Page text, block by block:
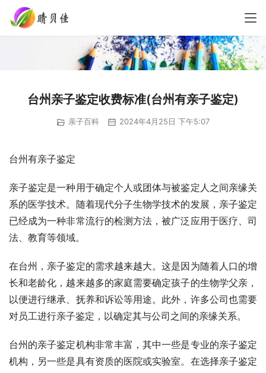
台州亲子鉴定收费标准(台州有亲子鉴定)
亲子百科 2024年4月25日 下午5:07
台州有亲子鉴定
亲子鉴定是一种用于确定个人或团体与被鉴定人之间亲缘关
系的医学技术。随着现代分子生物学技术的发展，亲子鉴定
已经成为一种非常流行的检测方法，被广泛应用于医疗、司
法、教育等领域。
在台州，亲子鉴定的需求越来越大。这是因为随着人口的增
长和老龄化，越来越多的家庭需要确定孩子的生物学父亲，
以便进行继承、抚养和诉讼等用途。此外，许多公司也需要
对员工进行亲子鉴定，以确定其与公司之间的亲缘关系。
台州的亲子鉴定机构非常丰富，其中一些是专业的亲子鉴定
机构，另一些是具有资质的医院或实验室。在选择亲子鉴定